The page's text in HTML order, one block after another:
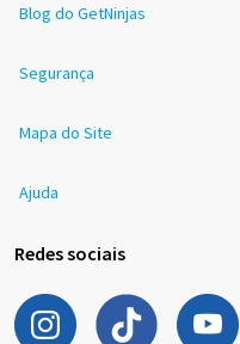
Blog do GetNinjas
Segurança
Mapa do Site
Ajuda
Redes sociais